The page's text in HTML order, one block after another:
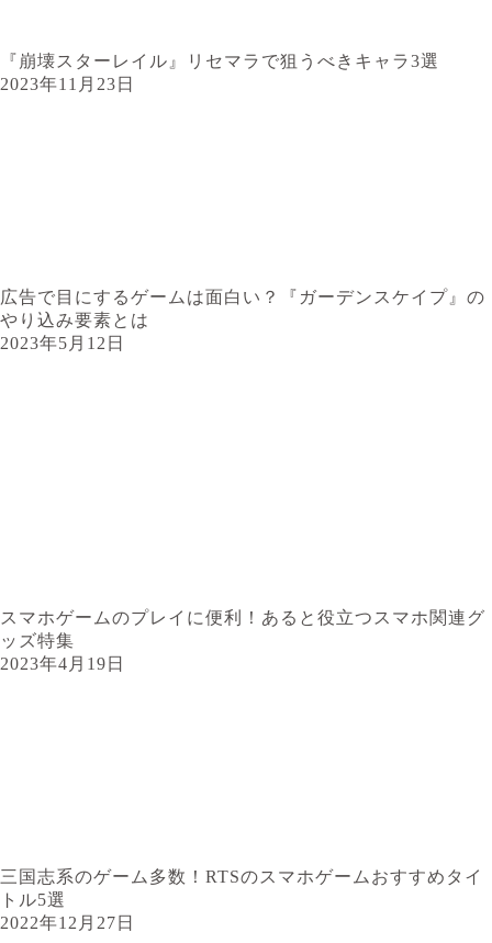
『崩壊スターレイル』リセマラで狙うべきキャラ3選
2023年11月23日
広告で目にするゲームは面白い？『ガーデンスケイプ』の
やり込み要素とは
2023年5月12日
スマホゲームのプレイに便利！あると役立つスマホ関連グ
ッズ特集
2023年4月19日
三国志系のゲーム多数！RTSのスマホゲームおすすめタイ
トル5選
2022年12月27日